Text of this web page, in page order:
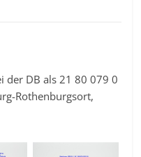
der DB als 21 80 079 0
Rothenburgsort,